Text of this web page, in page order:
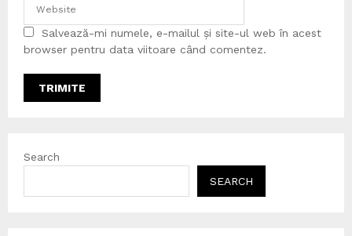
Salvează-mi numele, e-mailul și site-ul web în acest
browser pentru data viitoare când comentez.
Search
SEARCH